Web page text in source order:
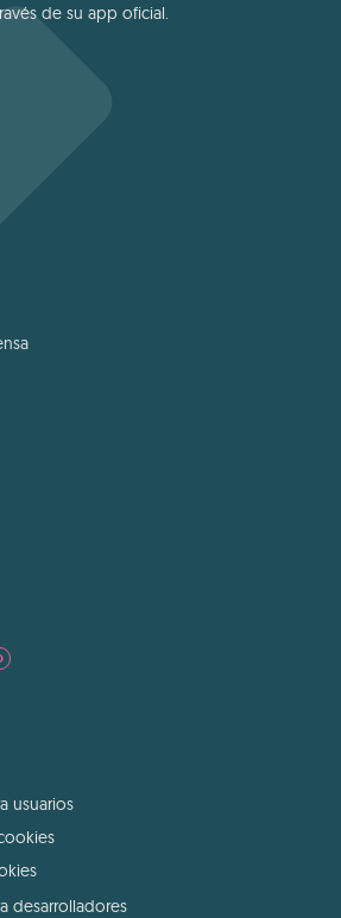
de su app oficial.
usuarios
desarrolladores